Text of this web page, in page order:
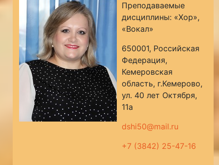
Преподаваемые
дисциплины: «Хор»,
«Вокал»
650001, Российская
Федерация,
Кемеровская
область, г.Кемерово,
ул. 40 лет Октября,
11а
dshi50@mail.ru
+7 (3842) 25-47-16